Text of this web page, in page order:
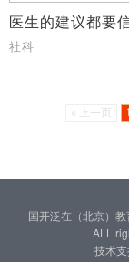
医生的建议都要
社科
« 上一页
国开泛在（北京）
ALL
技术